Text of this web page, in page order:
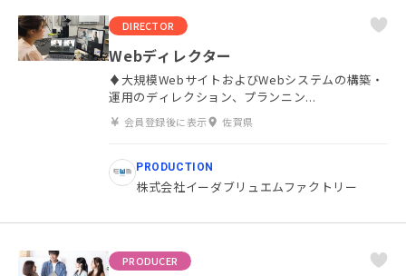
DIRECTOR
Webディレクター
♦大規模WebサイトおよびWebシステムの構築・
運用のディレクション、プランニン...
会員登録後に表示 佐賀県
PRODUCTION
株式会社イーダブリュエムファクトリー
PRODUCER